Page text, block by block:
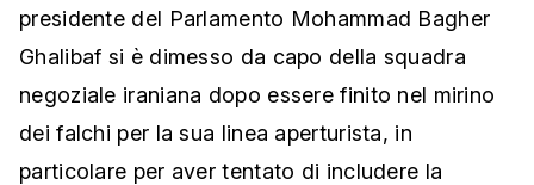
presidente del Parlamento Mohammad Bagher
Ghalibaf si è dimesso da capo della squadra
negoziale iraniana dopo essere finito nel mirino
dei falchi per la sua linea aperturista, in
particolare per aver tentato di includere la